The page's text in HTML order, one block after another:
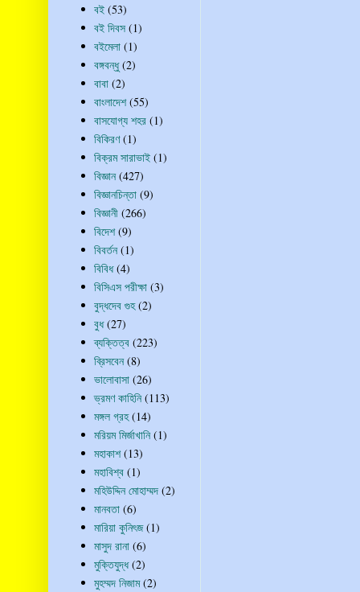
বই (53)
বই দিবস (1)
বইমেলা (1)
বঙ্গবন্ধু (2)
বাবা (2)
বাংলাদেশ (55)
বাসযোগ্য শহর (1)
বিকিরণ (1)
বিক্রম সারাভাই (1)
বিজ্ঞান (427)
বিজ্ঞানচিন্তা (9)
বিজ্ঞানী (266)
বিদেশ (9)
বিবর্তন (1)
বিবিধ (4)
বিসিএস পরীক্ষা (3)
বুদ্ধদেব গুহ (2)
বুধ (27)
ব্যক্তিত্ব (223)
ব্রিসবেন (8)
ভালোবাসা (26)
ভ্রমণ কাহিনি (113)
মঙ্গল গ্রহ (14)
মরিয়ম মির্জাখানি (1)
মহাকাশ (13)
মহাবিশ্ব (1)
মহিউদ্দিন মোহাম্মদ (2)
মানবতা (6)
মারিয়া কুনিৎজ (1)
মাসুদ রানা (6)
মুক্তিযুদ্ধ (2)
মুহম্মদ নিজাম (2)